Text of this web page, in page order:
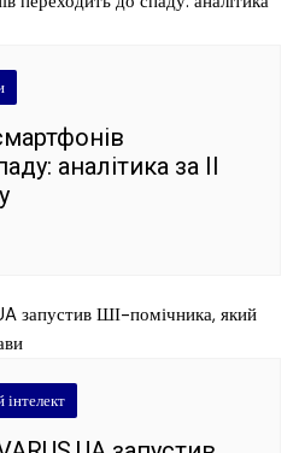
аналітика за II